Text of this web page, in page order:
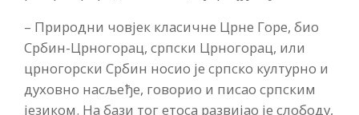
– Природни човјек класичне Црне Горе, био
Србин-Црногорац, српски Црногорац, или
црногорски Србин носио је српско културно и
духовно насљеђе, говорио и писао српским
језиком. На бази тог етоса развијао је слободу,